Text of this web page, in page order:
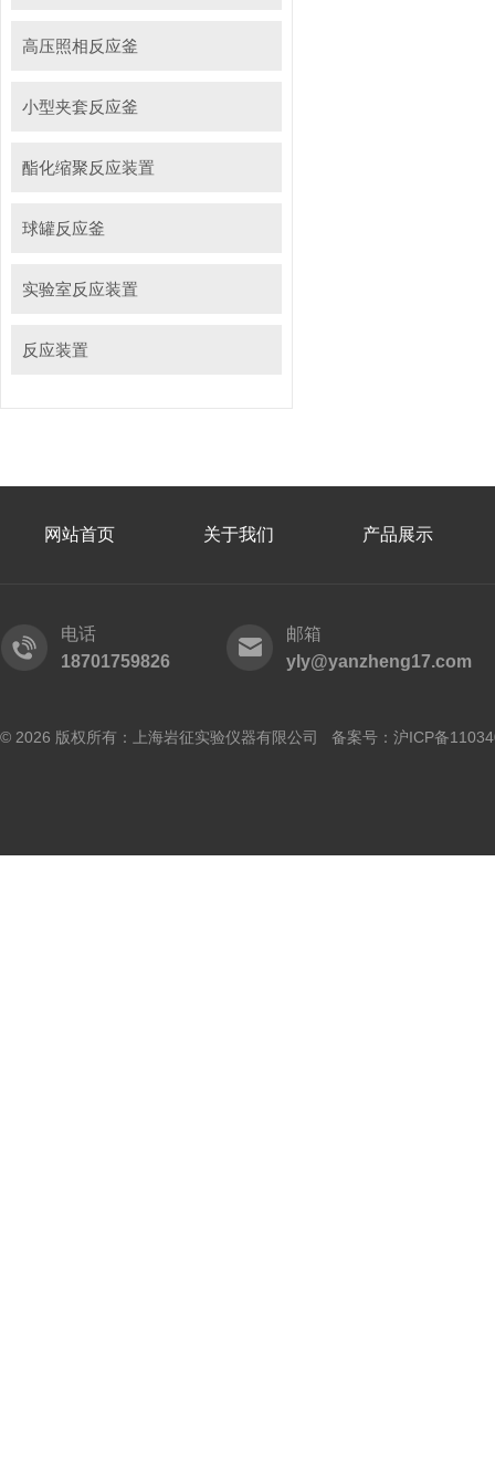
高压照相反应釜
小型夹套反应釜
酯化缩聚反应装置
球罐反应釜
实验室反应装置
反应装置
网站首页 关于我们 产品展示
电话
18701759826
邮箱
yly@yanzheng17.com
© 2026 版权所有：上海岩征实验仪器有限公司 备案号： 沪ICP备